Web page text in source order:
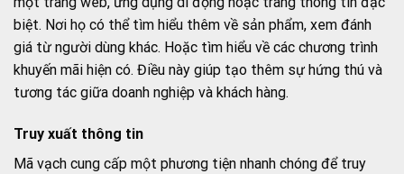
biệt. Nơi họ có thể tìm hiểu thêm về sản phẩm, xem đánh
giá từ người dùng khác. Hoặc tìm hiểu về các chương trình
khuyến mãi hiện có. Điều này giúp tạo thêm sự hứng thú và
tương tác giữa doanh nghiệp và khách hàng.
Truy xuất thông tin
Mã vạch cung cấp một phương tiện nhanh chóng để truy